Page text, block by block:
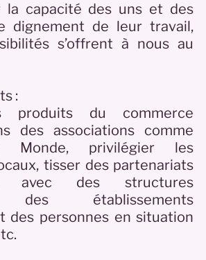
la capacité des uns et des
dignement de leur travail,
s’offrent à nous au
:
produits du commerce
des associations comme
Monde, privilégier les
tisser des partenariats
avec des structures
des établissements
des personnes en situation